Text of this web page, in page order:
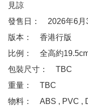
見諒
發售日：　2026年6月
版本：　香港行版
比例：　全高約
包裝尺寸：　TBC
重量：　TBC
物料：　ABS , PVC ,